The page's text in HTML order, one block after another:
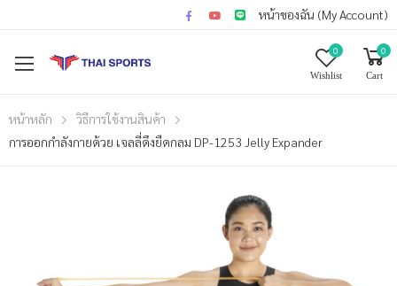
หน้าของฉัน (My Account)
0
Wishlist
0
Cart
หน้าหลัก
วิธีการใช้งานสินค้า
การออกกำลังกายด้วย เจลลี่ดึงยืดกลม DP-1253 Jelly Expander